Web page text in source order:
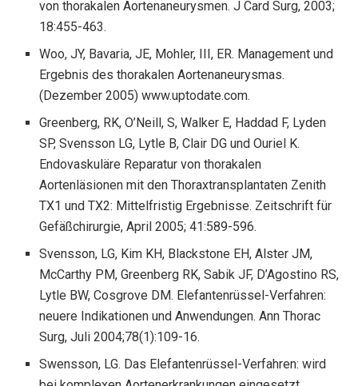
von thorakalen Aortenaneurysmen. J Card Surg, 2003;
18:455-463.
Woo, JY, Bavaria, JE, Mohler, III, ER. Management und
Ergebnis des thorakalen Aortenaneurysmas.
(Dezember 2005) www.uptodate.com.
Greenberg, RK, O’Neill, S, Walker E, Haddad F, Lyden
SP, Svensson LG, Lytle B, Clair DG und Ouriel K.
Endovaskuläre Reparatur von thorakalen
Aortenläsionen mit den Thoraxtransplantaten Zenith
TX1 und TX2: Mittelfristig Ergebnisse. Zeitschrift für
Gefäßchirurgie, April 2005; 41:589-596.
Svensson, LG, Kim KH, Blackstone EH, Alster JM,
McCarthy PM, Greenberg RK, Sabik JF, D’Agostino RS,
Lytle BW, Cosgrove DM. Elefantenrüssel-Verfahren:
neuere Indikationen und Anwendungen. Ann Thorac
Surg, Juli 2004;78(1):109-16.
Swensson, LG. Das Elefantenrüssel-Verfahren: wird